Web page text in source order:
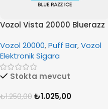
Vozol Vista 20000 Bluerazz
Vozol 20000,Puff Bar,Vozol
Elektronik Sigara
Stokta mevcut
₺1.250,00 ₺1.025,00